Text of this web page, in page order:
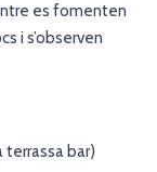
es fomenten
i s’observen
terrassa bar)